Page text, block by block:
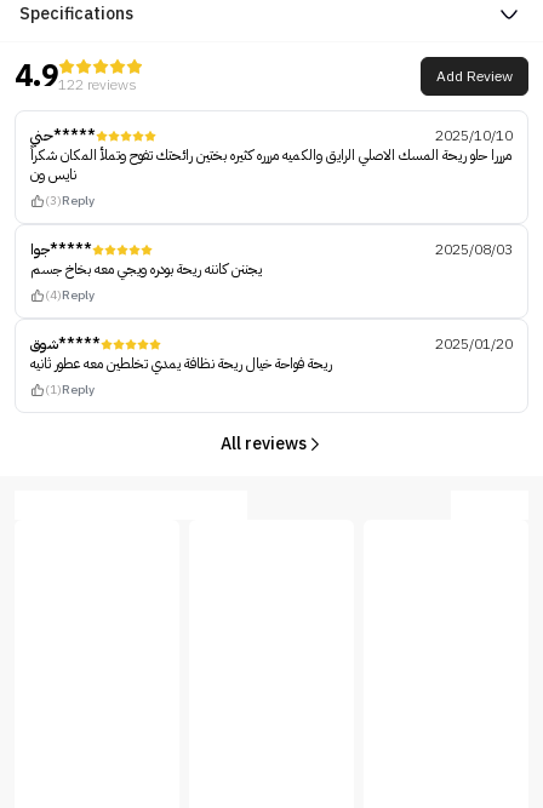
Specifications
4.9122 reviews Add Review
حني*****
2025/10/10
مرررا حلو ريحة المسك الاصلي الرايق والكميه مررره كثيره بختين رائحتك تفوح وتملأ المكان شكراً
نايس ون
(3)Reply
جوا*****
2025/08/03
يجننن كاننه ريحة بودره ويجي معه بخاخ جسم
(4)Reply
شوق*****
2025/01/20
ريحة فواحة خيال ريحة نظافة يمدي تخلطين معه عطور ثانيه
(1)Reply
All reviews